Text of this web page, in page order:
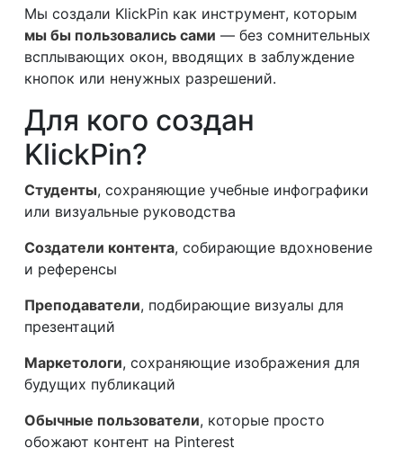
Мы создали KlickPin как инструмент, которым
мы бы пользовались сами — без сомнительных
всплывающих окон, вводящих в заблуждение
кнопок или ненужных разрешений.
Для кого создан
KlickPin?
Студенты, сохраняющие учебные инфографики
или визуальные руководства
Создатели контента, собирающие вдохновение
и референсы
Преподаватели, подбирающие визуалы для
презентаций
Маркетологи, сохраняющие изображения для
будущих публикаций
Обычные пользователи, которые просто
обожают контент на Pinterest